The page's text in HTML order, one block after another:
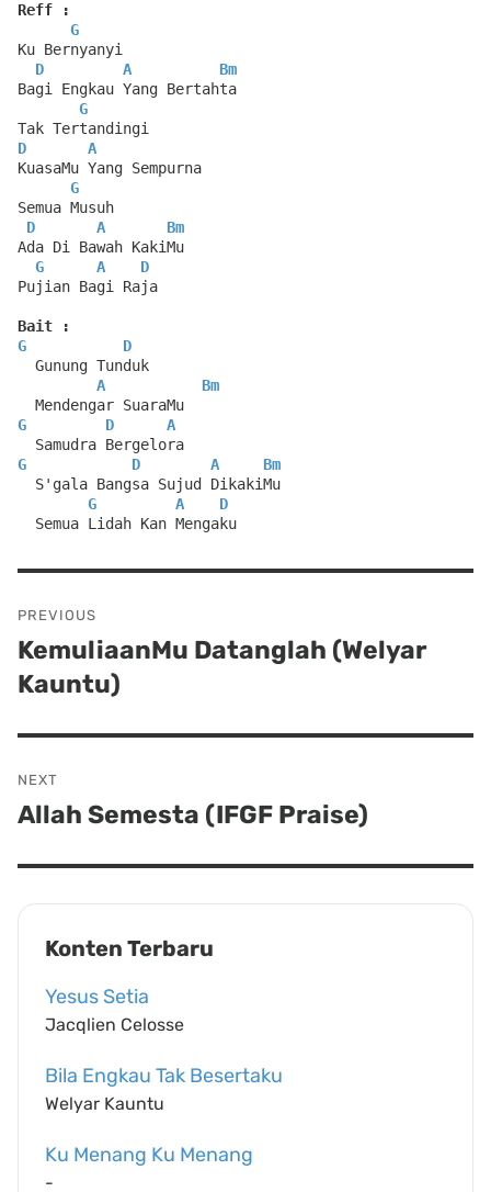
Reff :
G
Ku Bernyanyi
D
A
Bm
Bagi Engkau Yang Bertahta
G
Tak Tertandingi
D
A
KuasaMu Yang Sempurna
G
Semua Musuh
D
A
Bm
Ada Di Bawah KakiMu
G
A
D
Pujian Bagi Raja
Bait :
G
D
  Gunung Tunduk
A
Bm
  Mendengar SuaraMu
G
D
A
  Samudra Bergelora
G
D A
Bm
  S'gala Bangsa Sujud DikakiMu
G
A
D
  Semua Lidah Kan Mengaku
navigation
PREVIOUS
Previous
post:
KemuliaanMu Datanglah (Welyar
Kauntu)
NEXT
Next
Allah Semesta (IFGF Praise)
Konten Terbaru
Yesus Setia
Jacqlien Celosse
Bila Engkau Tak Besertaku
Welyar Kauntu
Ku Menang Ku Menang
-